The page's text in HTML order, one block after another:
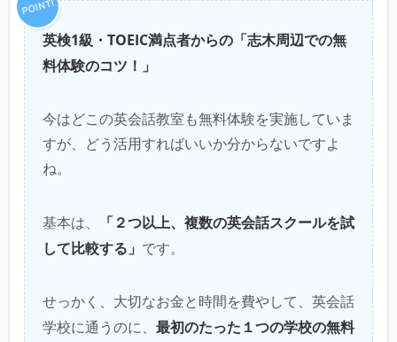
英検1級・TOEIC満点者からの「志木周辺での無
料体験のコツ！」
今はどこの英会話教室も無料体験を実施していま
すが、どう活用すればいいか分からないですよ
ね。
基本は、
「２つ以上、複数の英会話スクールを試
して比較する」 です。
せっかく、大切なお金と時間を費やして、英会話
学校に通うのに、 最初のたった１つの学校の無料